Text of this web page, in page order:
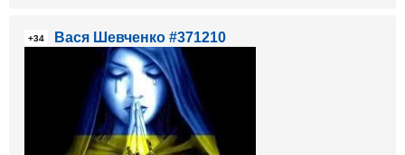
+34 Вася Шевченко #371210